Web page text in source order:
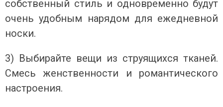
собственный стиль и одновременно будут
очень удобным нарядом для ежедневной
носки.
3) Выбирайте вещи из струящихся тканей.
Смесь женственности и романтического
настроения.